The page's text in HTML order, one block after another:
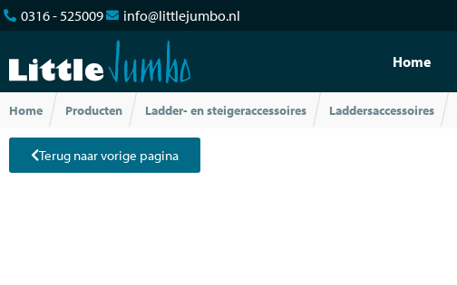
0316 - 525009 info@littlejumbo.nl
Home
Home Producten Ladder- en steigeraccessoires Laddersaccessoires
Terug naar vorige pagina